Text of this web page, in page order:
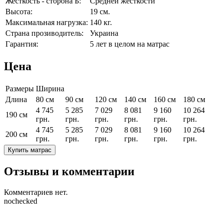
Высота:
19 см.
Максимальная нагрузка: 140 кг.
Страна прозиводитель:
Украина
Гарантия:
5 лет в целом на матрас
Цена
Размеры Ширина
Длина
80 см 90 см 120 см 140 см 160 см
180 см
190 см
4 745
грн.
5 285
грн.
7 029
грн.
8 081
грн.
9 160
грн.
10 264
грн.
200 см
4 745
грн.
5 285
грн.
7 029
грн.
8 081
грн.
9 160
грн.
10 264
грн.
Купить матрас
Отзывы и комментарии
Комментариев нет.
nochecked